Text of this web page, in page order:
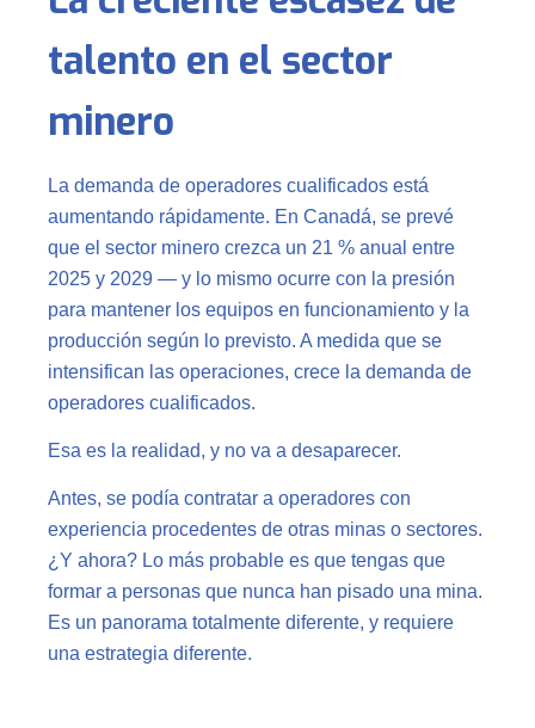
talento en el sector
minero
La demanda de operadores cualificados está
aumentando rápidamente. En Canadá, se prevé
que el sector minero crezca un 21 % anual entre
2025 y 2029 — y lo mismo ocurre con la presión
para mantener los equipos en funcionamiento y la
producción según lo previsto. A medida que se
intensifican las operaciones, crece la demanda de
operadores cualificados.
Esa es la realidad, y no va a desaparecer.
Antes, se podía contratar a operadores con
experiencia procedentes de otras minas o sectores.
¿Y ahora? Lo más probable es que tengas que
formar a personas que nunca han pisado una mina.
Es un panorama totalmente diferente, y requiere
una estrategia diferente.